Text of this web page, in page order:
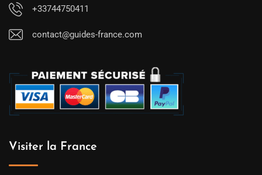
+33744750411
contact@guides-france.com
Visiter la France